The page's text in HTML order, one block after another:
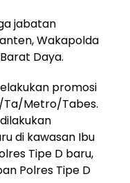
jabatan
Wakapolda
Daya.
promosi
Ta/Metro/Tabes.
di kawasan Ibu
Tipe D baru,
Polres Tipe D